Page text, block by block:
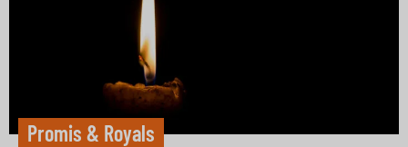
Promis & Royals